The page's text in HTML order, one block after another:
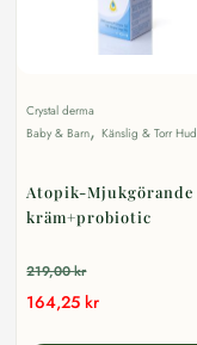
Crystal derma
Baby & Barn,Känslig & Torr Hud
Atopik-Mjukgörande
kräm+probiotic
219,00kr
164,25 kr